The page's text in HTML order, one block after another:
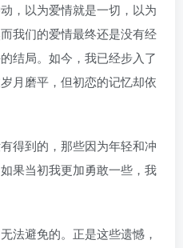
以为爱情就是一切，‌以为
我们的爱情最终还是没有经
结局。‌如今，‌我已经步入了
月磨平，‌但初恋的记忆却依
到的，‌那些因为年轻和冲
果当初我更加勇敢一些，‌‌我
避免的。‌正是这些遗憾，‌